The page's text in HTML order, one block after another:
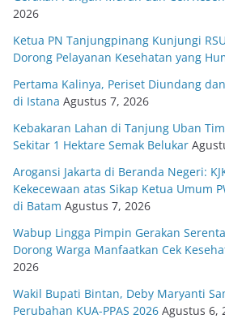
2026
Ketua PN Tanjungpinang Kunjungi
Dorong Pelayanan Kesehatan yang
Pertama Kalinya, Periset Diundang
di Istana Agustus 7, 2026
Kebakaran Lahan di Tanjung Uban
Sekitar 1 Hektare Semak Belukar
Arogansi Jakarta di Beranda Negeri:
Kekecewaan atas Sikap Ketua Umum
di Batam Agustus 7, 2026
Wabup Lingga Pimpin Gerakan
Dorong Warga Manfaatkan Cek
2026
Wakil Bupati Bintan, Deby Maryanti
Perubahan KUA-PPAS 2026 Agustus 6,